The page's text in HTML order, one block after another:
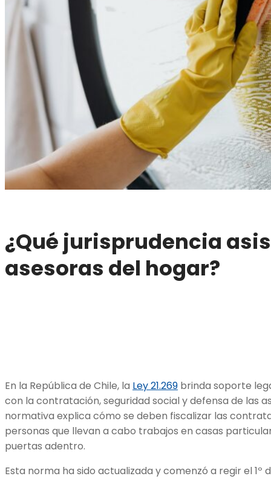
¿Qué jurisprudencia
asesoras del hogar?
En la República de Chile, la Ley 21.269 brinda soporte
con la contratación, seguridad social y defensa de las
normativa explica cómo se deben fiscalizar las
personas que llevan a cabo trabajos en casas
puertas adentro.
Esta norma ha sido actualizada y comenzó a regir el 1º